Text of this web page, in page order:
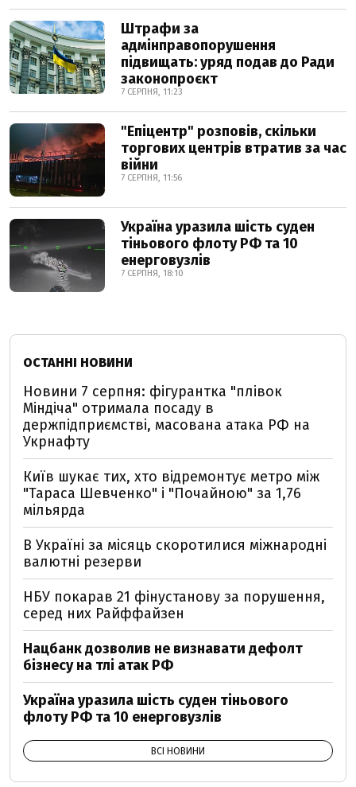
Штрафи за
адмінправопорушення
підвищать: уряд подав до Ради
законопроєкт
7 СЕРПНЯ, 11:23
"Епіцентр" розповів, скільки
торгових центрів втратив за час
війни
7 СЕРПНЯ, 11:56
Україна уразила шість суден
тіньового флоту РФ та 10
енерговузлів
7 СЕРПНЯ, 18:10
ОСТАННІ НОВИНИ
Новини 7 серпня: фігурантка "плівок
Міндіча" отримала посаду в
держпідприємстві, масована атака РФ на
Укрнафту
Київ шукає тих, хто відремонтує метро між
"Тараса Шевченко" і "Почайною" за 1,76
мільярда
В Україні за місяць скоротилися міжнародні
валютні резерви
НБУ покарав 21 фінустанову за порушення,
серед них Райффайзен
Нацбанк дозволив не визнавати дефолт
бізнесу на тлі атак РФ
Україна уразила шість суден тіньового
флоту РФ та 10 енерговузлів
ВСІ НОВИНИ